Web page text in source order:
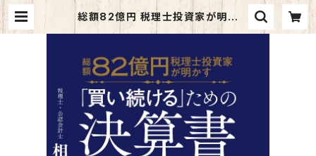
総額82億円 税理士投資家が明か
す 「買い続ける」ための決算書戦略